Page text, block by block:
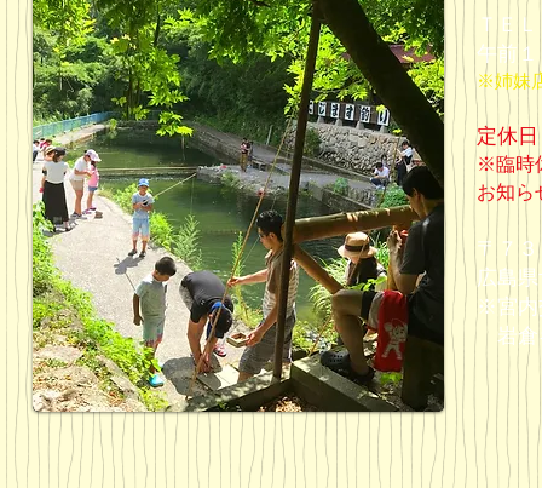
ＴＥ
午前
​​※姉妹
定休日
※臨時
お知
〒７
広島
​※宮内
岩